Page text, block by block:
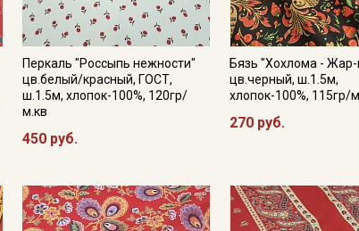
Перкаль "Россыпь нежности"
цв.белый/красный, ГОСТ,
ш.1.5м, хлопок-100%, 120гр/
м.кв
450 руб.
Бязь "Хохлома - Жар-
цв.черный, ш.1.5м,
хлопок-100%, 115гр/
270 руб.